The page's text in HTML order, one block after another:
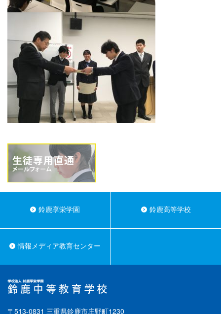
鈴鹿享栄学園 鈴鹿高等学校
情報メディア教育センター
〒513-0831 三重県鈴鹿市庄野町1230